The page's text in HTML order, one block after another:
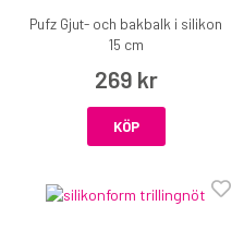
Pufz Gjut- och bakbalk i silikon
15 cm
269 kr
KÖP